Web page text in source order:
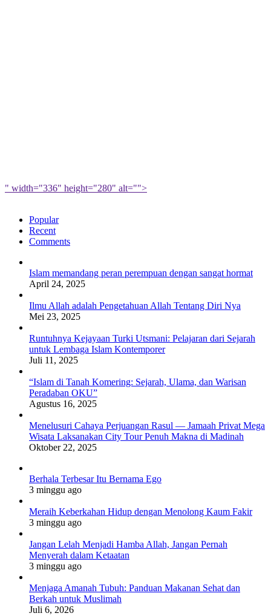
" width="336" height="280" alt="">
Popular
Recent
Comments
Islam memandang peran perempuan dengan sangat hormat
April 24, 2025
Ilmu Allah adalah Pengetahuan Allah Tentang Diri Nya
Mei 23, 2025
Runtuhnya Kejayaan Turki Utsmani: Pelajaran dari Sejarah
untuk Lembaga Islam Kontemporer
Juli 11, 2025
“Islam di Tanah Komering: Sejarah, Ulama, dan Warisan
Peradaban OKU”
Agustus 16, 2025
Menelusuri Cahaya Perjuangan Rasul — Jamaah Privat Mega
Wisata Laksanakan City Tour Penuh Makna di Madinah
Oktober 22, 2025
Berhala Terbesar Itu Bernama Ego
3 minggu ago
Meraih Keberkahan Hidup dengan Menolong Kaum Fakir
3 minggu ago
Jangan Lelah Menjadi Hamba Allah, Jangan Pernah
Menyerah dalam Ketaatan
3 minggu ago
Menjaga Amanah Tubuh: Panduan Makanan Sehat dan
Berkah untuk Muslimah
Juli 6, 2026